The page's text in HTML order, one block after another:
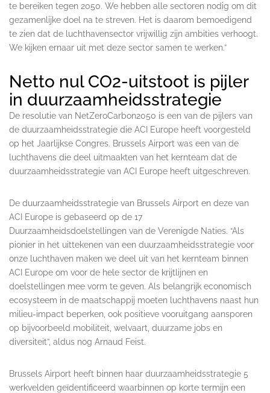
te bereiken tegen 2050. We hebben alle sectoren nodig om dit
gezamenlijke doel na te streven. Het is daarom bemoedigend
te zien dat de luchthavensector vrijwillig zijn ambities verhoogt.
We kijken ernaar uit met deze sector samen te werken.”
Netto nul CO2-uitstoot is pijler
in duurzaamheidsstrategie
De resolutie van NetZeroCarbon2050 is een van de pijlers van
de duurzaamheidsstrategie die ACI Europe heeft voorgesteld
op het Jaarlijkse Congres. Brussels Airport was een van de
luchthavens die deel uitmaakten van het kernteam dat de
duurzaamheidsstrategie van ACI Europe heeft uitgeschreven.
De duurzaamheidsstrategie van Brussels Airport en deze van
ACI Europe is gebaseerd op de 17
Duurzaamheidsdoelstellingen van de Verenigde Naties. “Als
pionier in het uittekenen van een duurzaamheidsstrategie voor
onze luchthaven maken we deel uit van het kernteam binnen
ACI Europe om voor de hele sector de krijtlijnen en
doelstellingen mee vorm te geven. Als belangrijk economisch
ecosysteem in de maatschappij moeten luchthavens naast hun
milieu-impact beperken, ook positieve vooruitgang aansporen
op bijvoorbeeld mobiliteit, welvaart, duurzame jobs en
diversiteit”, aldus nog Arnaud Feist.
Brussels Airport heeft binnen haar duurzaamheidsstrategie 5
werkvelden geïdentificeerd waarbinnen op korte termijn een